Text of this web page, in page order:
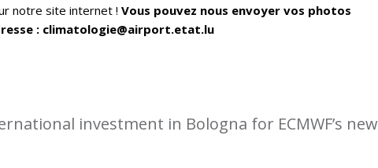
notre site internet ! Vous pouvez nous envoyer vos photos
: climatologie@airport.etat.lu
investment in Bologna for ECMWF’s new